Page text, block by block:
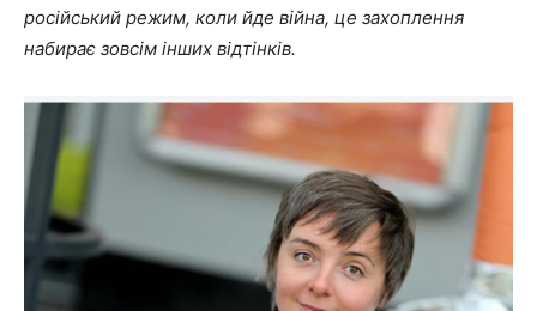
російський режим, коли йде війна, це захоплення
набирає зовсім інших відтінків.